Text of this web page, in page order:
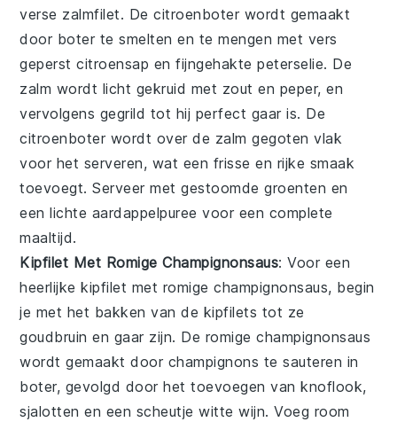
verse zalmfilet. Decitroenboter wordt gemaakt
door boter te smelten en te mengen met vers
geperst citroensap en fijngehakte peterselie. De
zalm wordt licht gekruid met zout en peper, en
vervolgens gegrild tot hij perfect gaar is. De
citroenboter wordt over de zalm gegoten vlak
voor het serveren, wat een frisse en rijke smaak
toevoegt. Serveer met gestoomde groenten en
een lichte aardappelpuree voor een complete
maaltijd.
Kipfilet Met Romige Champignonsaus: Voor een
heerlijkekipfilet met romige champignonsaus, begin
je met het bakken van de kipfilets tot ze
goudbruin en gaar zijn. De romige champignonsaus
wordt gemaakt door champignons te sauteren in
boter, gevolgd door het toevoegen van knoflook,
sjalotten en een scheutje witte wijn. Voeg room